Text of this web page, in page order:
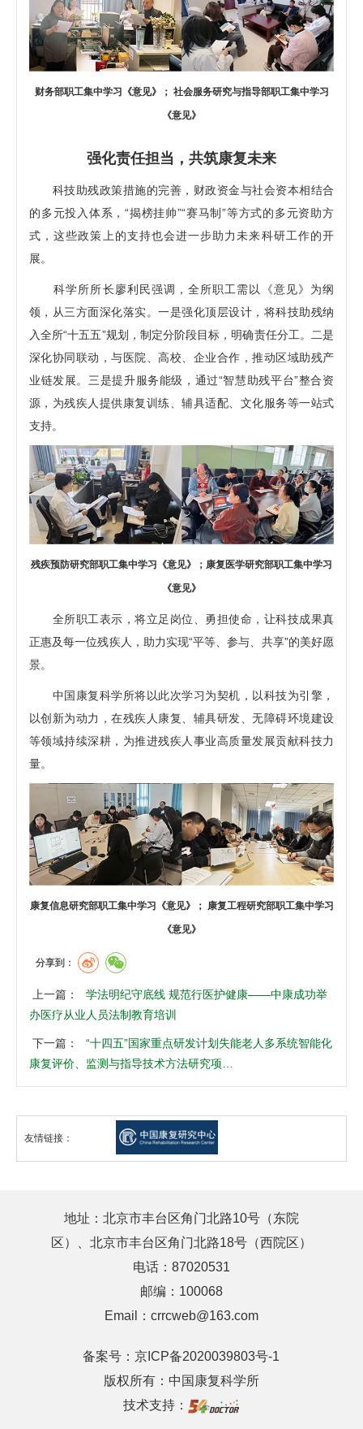
财务部职工集中学习《意见》； 社会服务研究与指导部职工集中学习
《意见》
强化责任担当，共筑康复未来
科技助残政策措施的完善，财政资金与社会资本相结合
的多元投入体系，“揭榜挂帅”“赛马制”等方式的多元资助方
式，这些政策上的支持也会进一步助力未来科研工作的开
展。
科学所所长廖利民强调，全所职工需以《意见》为纲
领，从三方面深化落实。一是强化顶层设计，将科技助残纳
入全所“十五五”规划，制定分阶段目标，明确责任分工。二是
深化协同联动，与医院、高校、企业合作，推动区域助残产
业链发展。三是提升服务能级，通过“智慧助残平台”整合资
源，为残疾人提供康复训练、辅具适配、文化服务等一站式
支持。
残疾预防研究部职工集中学习《意见》；康复医学研究部职工集中学习
《意见》
全所职工表示，将立足岗位、勇担使命，让科技成果真
正惠及每一位残疾人，助力实现“平等、参与、共享”的美好愿
景。
中国康复科学所将以此次学习为契机，以科技为引擎，
以创新为动力，在残疾人康复、辅具研发、无障碍环境建设
等领域持续深耕，为推进残疾人事业高质量发展贡献科技力
量。
康复信息研究部职工集中学习《意见》； 康复工程研究部职工集中学习
《意见》
分享到：
上一篇：
学法明纪守底线 规范行医护健康——中康成功举
办医疗从业人员法制教育培训
下一篇：
“十四五”国家重点研发计划失能老人多系统智能化
康复评价、监测与指导技术方法研究项…
友情链接：
地址：北京市丰台区角门北路10号（东院
区）、北京市丰台区角门北路18号（西院区）
电话：87020531
邮编：100068
Email：crrcweb@163.com
备案号：京ICP备2020039803号-1
版权所有：中国康复科学所
技术支持：